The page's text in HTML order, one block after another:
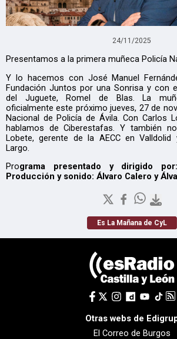
24/11/2025
Presentamos a la primera muñeca Policía
Y lo hacemos con José Manuel
Fundación Juntos por una Sonrisa y con
del Juguete, Romel de Blas. La
oficialmente este próximo jueves, 27 de
Nacional de Policía de Ávila. Con Carlos
hablamos de Ciberestafas. Y también
Lobete, gerente de la AECC en
Largo.
Programa presentado y dirigido
Producción y sonido: Álvaro Calero y
Es La Mañana de CyL
Otras webs de
El Correo de Burgos